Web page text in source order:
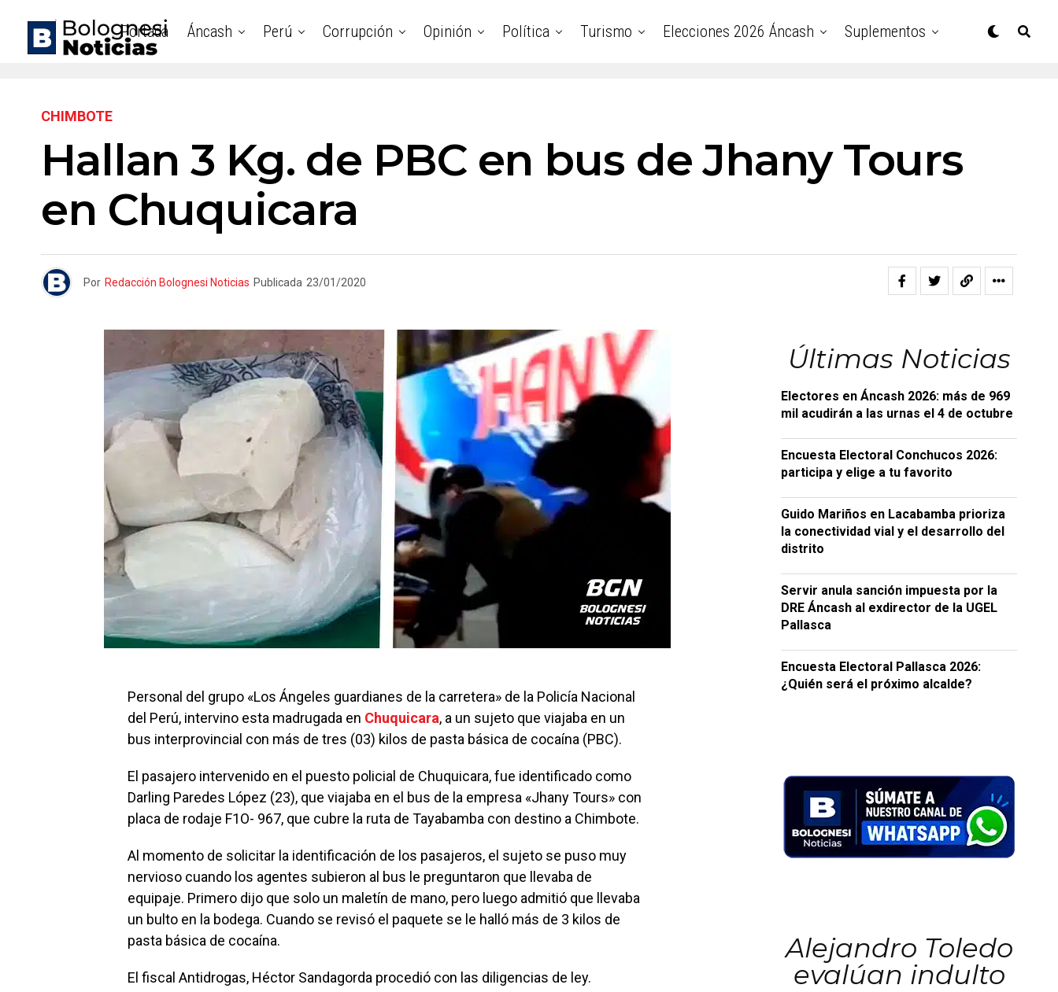
Portada Áncash Perú Corrupción Opinión Política Turismo Elecciones 2026 Áncash Suplementos
CHIMBOTE
Hallan 3 Kg. de PBC en bus de Jhany Tours
en Chuquicara
Por Redacción Bolognesi Noticias Publicada 23/01/2020
Personal del grupo «Los Ángeles guardianes de la carretera» de la Policía Nacional
del Perú, intervino esta madrugada en Chuquicara, a un sujeto que viajaba en un
bus interprovincial con más de tres (03) kilos de pasta básica de cocaína (PBC).
El pasajero intervenido en el puesto policial de Chuquicara, fue identificado como
Darling Paredes López (23), que viajaba en el bus de la empresa «Jhany Tours» con
placa de rodaje F1O- 967, que cubre la ruta de Tayabamba con destino a Chimbote.
Al momento de solicitar la identificación de los pasajeros, el sujeto se puso muy
nervioso cuando los agentes subieron al bus le preguntaron que llevaba de
equipaje. Primero dijo que solo un maletín de mano, pero luego admitió que llevaba
un bulto en la bodega. Cuando se revisó el paquete se le halló más de 3 kilos de
pasta básica de cocaína.
El fiscal Antidrogas, Héctor Sandagorda procedió con las diligencias de ley.
Últimas Noticias
Electores en Áncash 2026: más de 969
mil acudirán a las urnas el 4 de octubre
Encuesta Electoral Conchucos 2026:
participa y elige a tu favorito
Guido Mariños en Lacabamba prioriza
la conectividad vial y el desarrollo del
distrito
Servir anula sanción impuesta por la
DRE Áncash al exdirector de la UGEL
Pallasca
Encuesta Electoral Pallasca 2026:
¿Quién será el próximo alcalde?
Alejandro Toledo
evalúan indulto